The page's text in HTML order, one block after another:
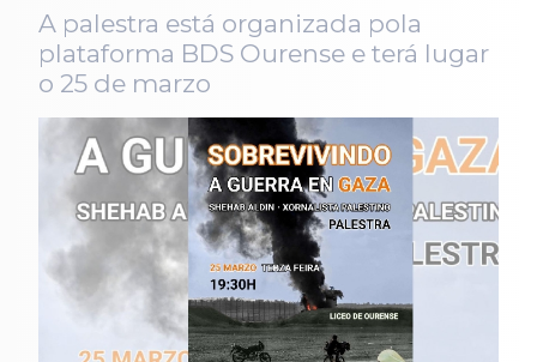
A palestra está organizada pola
plataforma BDS Ourense e terá lugar
o 25 de marzo